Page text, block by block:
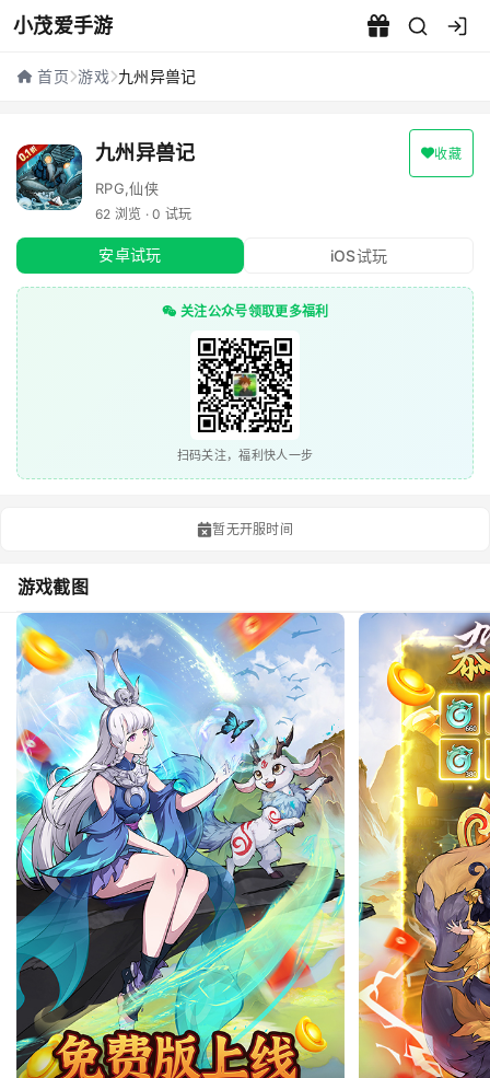
小茂爱手游
九州异兽记 - 小茂爱手游
首页 游戏 九州异兽记
九州异兽记 收藏
RPG,仙侠
62 浏览 · 0 试玩
安卓试玩 iOS试玩
关注公众号领取更多福利
扫码关注，福利快人一步
暂无开服时间
游戏截图